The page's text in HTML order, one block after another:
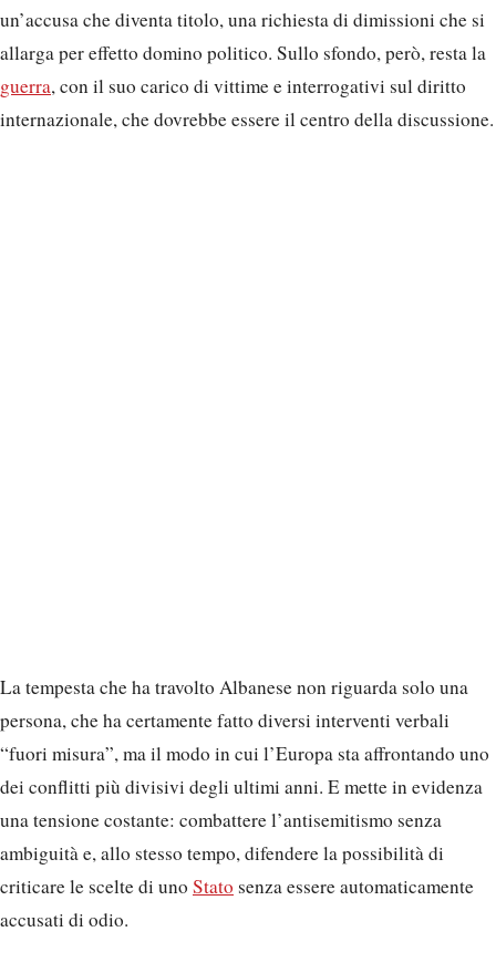
un’accusa che diventa titolo, una richiesta di dimissioni che si
allarga per effetto domino politico. Sullo sfondo, però, resta la
guerra, con il suo carico di vittime e interrogativi sul diritto
internazionale, che dovrebbe essere il centro della discussione.
La tempesta che ha travolto Albanese non riguarda solo una
persona, che ha certamente fatto diversi interventi verbali
“fuori misura”, ma il modo in cui l’Europa sta affrontando uno
dei conflitti più divisivi degli ultimi anni. E mette in evidenza
una tensione costante: combattere l’antisemitismo senza
ambiguità e, allo stesso tempo, difendere la possibilità di
criticare le scelte di uno Stato senza essere automaticamente
accusati di odio.